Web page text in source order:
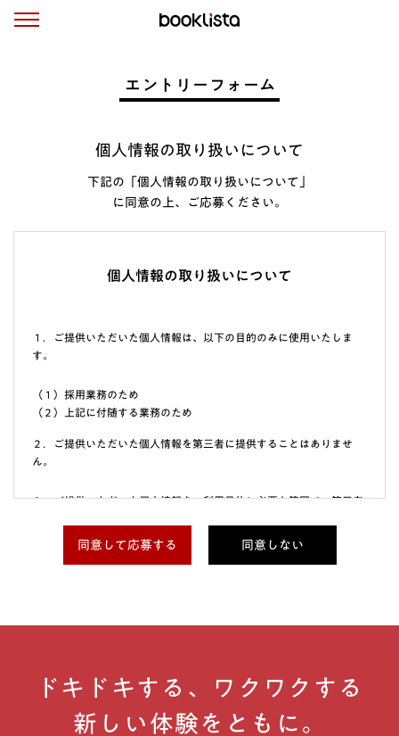
エントリーフォーム
個人情報の取り扱いについて
下記の「個人情報の取り扱いについて」
に同意の上、ご応募ください。
個人情報の取り扱いについて
１．ご提供いただいた個人情報は、以下の目的のみに使用いたしま
す。
（１）採用業務のため
（２）上記に付随する業務のため
２．ご提供いただいた個人情報を第三者に提供することはありませ
ん。
３．ご提供いただいた個人情報を、利用目的に必要な範囲で、第三者
における個人情報の取扱い状況を把握し、必要かつ適切な監督を実施
加・削除、利用停止・消去及び第三者提供の停止をご希望される場合
＜個人情報に関する連絡先＞
リーガル＆コンプライアンス担当部長
同意して応募する 同意しない
ドキドキする、ワクワクする
新しい体験をともに。